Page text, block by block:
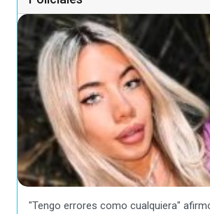
"Tengo errores como cualquiera"